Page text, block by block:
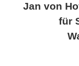
Jan von
für